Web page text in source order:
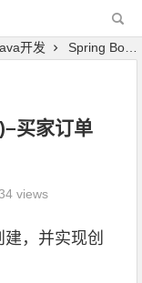
开发 Spring Boot点餐系统实战(7)–买家订单service层(上)
买家订单
views
，并实现创